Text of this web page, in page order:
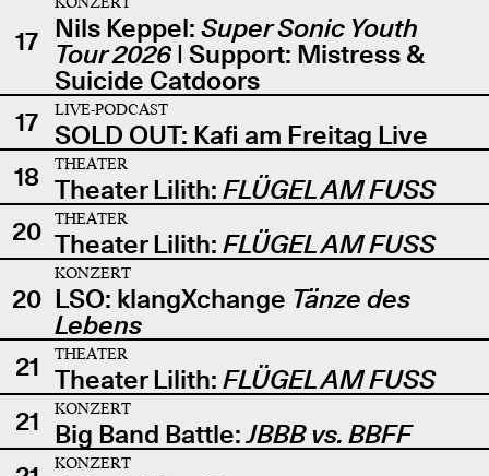
17 Nils Keppel: Super Sonic Youth
Tour 2026| Support: Mistress &
Suicide Catdoors
17
LIVE-PODCAST
SOLD OUT: Kafi am Freitag Live
18
THEATER
Theater Lilith: FLÜGEL AM FUSS
20
THEATER
Theater Lilith: FLÜGEL AM FUSS
20
KONZERT
LSO: klangXchange Tänze des
Lebens
21
THEATER
Theater Lilith: FLÜGEL AM FUSS
21
KONZERT
Big Band Battle:JBBB vs. BBFF
KONZERT